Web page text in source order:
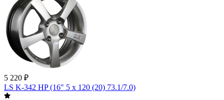
5 220 ₽
LS K-342 HP (16" 5 x 120 (20) 73.1/7.0)